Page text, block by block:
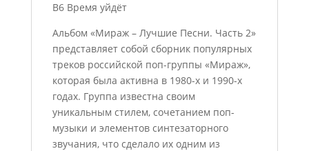
B6 Время уйдёт
Альбом «Мираж – Лучшие Песни. Часть 2»
представляет собой сборник популярных
треков российской поп-группы «Мираж»,
которая была активна в 1980-х и 1990-х
годах. Группа известна своим
уникальным стилем, сочетанием поп-
музыки и элементов синтезаторного
звучания, что сделало их одним из